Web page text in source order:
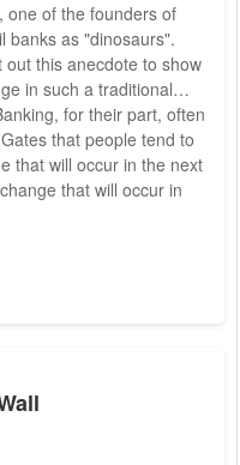
one of the founders of
banks as "dinosaurs".
this anecdote to show
in such a traditional
for their part, often
that people tend to
that will occur in the next
that will occur in